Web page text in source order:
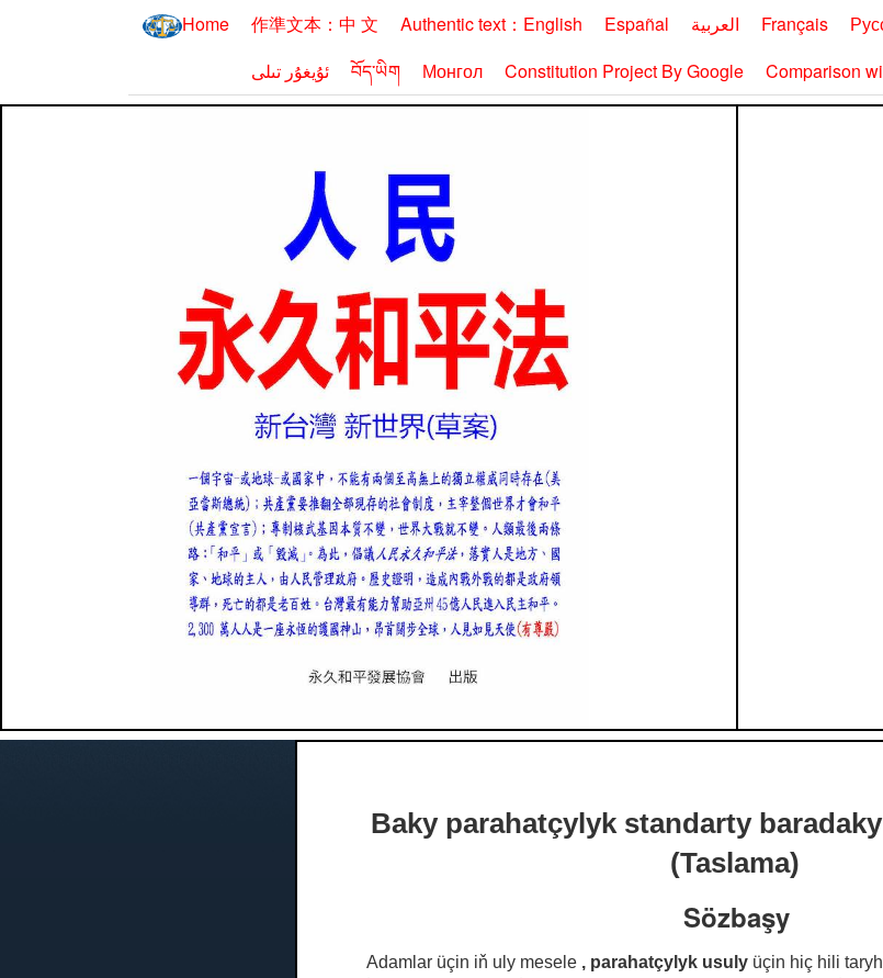
Home 作準文本：中 文 Authentic text：English Españal العربية Français
ئۇيغۇر تىلى
བོད་ཡིག Монгол Constitution Project By Google Comparison
Baky parahatçylyk standarty
(Taslama)
Sözbaşy
Adamlar üçin iň uly mesele , parahatçylyk usulyüçin hiç hili